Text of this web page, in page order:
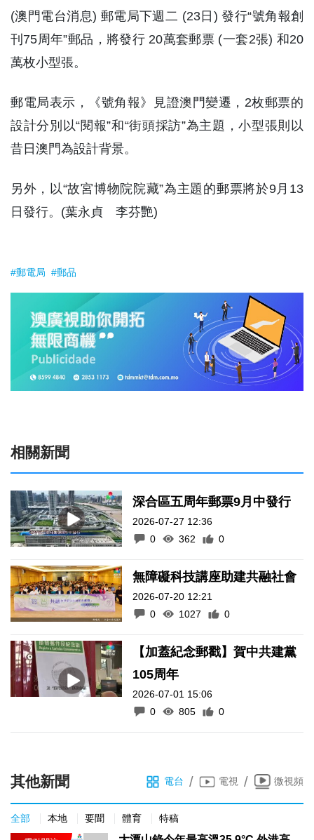
(澳門電台消息) 郵電局下週二 (23日) 發行“號角報創
刊75周年”郵品，將發行 20萬套郵票 (一套2張) 和20
萬枚小型張。
郵電局表示，《號角報》見證澳門變遷，2枚郵票的
設計分別以“閱報”和“街頭採訪”為主題，小型張則以
昔日澳門為設計背景。
另外，以“故宮博物院院藏”為主題的郵票將於9月13
日發行。(葉永貞 李芬艷)
#郵電局 #郵品
相關新聞
深合區五周年郵票9月中發行
2026-07-27 12:36
0
362 0
無障礙科技講座助建共融社會
2026-07-20 12:21
0
1027 0
【加蓋紀念郵戳】賀中共建黨
105周年
2026-07-01 15:06
0
805 0
其他新聞 電台 / 電視 / 微視頻
全部 本地 要聞 體育 特稿